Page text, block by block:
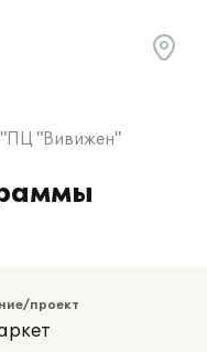
"ПЦ "Вивижен"
проект